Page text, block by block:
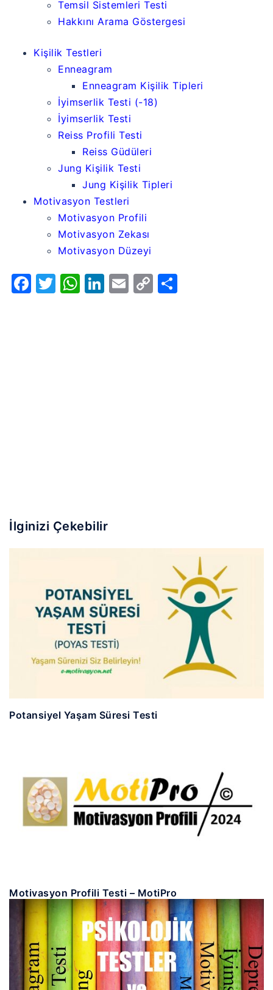
Temsil Sistemleri Testi
Hakkını Arama Göstergesi
Kişilik Testleri
Enneagram
Enneagram Kişilik Tipleri
İyimserlik Testi (-18)
İyimserlik Testi
Reiss Profili Testi
Reiss Güdüleri
Jung Kişilik Testi
Jung Kişilik Tipleri
Motivasyon Testleri
Motivasyon Profili
Motivasyon Zekası
Motivasyon Düzeyi
Facebook
Twitter
WhatsApp
LinkedIn
Email
Copy
İlginizi Çekebilir
Potansiyel Yaşam Süresi Testi
Motivasyon Profili Testi – MotiPro